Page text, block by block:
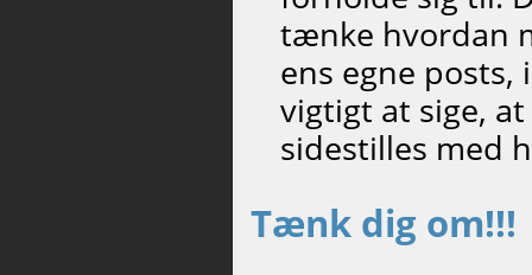
tænke hvordan
ens egne posts,
vigtigt at sige,
sidestilles med
Tænk dig om!!!